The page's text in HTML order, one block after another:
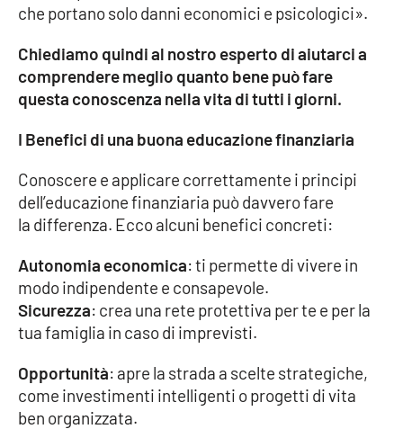
SPECIALI
Buona Sanità Calabria
Eventi
Storie
NETWORK
Lacplay.it
che portano solo danni economici e psicologici».
Chiediamo quindi al nostro esperto di aiutarci a
comprendere meglio quanto bene può fare
questa conoscenza nella vita di tutti i giorni.
I Benefici di una buona educazione finanziaria
Conoscere e applicare correttamente i principi
dell’educazione finanziaria può davvero fare
la differenza. Ecco alcuni benefici concreti:
Autonomia economica: ti permette di vivere in
modo indipendente e consapevole.
Sicurezza: crea una rete protettiva per te e per la
tua famiglia in caso di imprevisti.
Opportunità: apre la strada a scelte strategiche,
come investimenti intelligenti o progetti di vita
ben organizzata.